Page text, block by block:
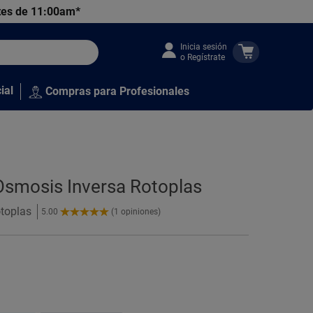
de 11:00am*
Inicia sesión
o Regístrate
Compras para Profesionales
Inversa Rotoplas
5.00
5.00
(1 opiniones)